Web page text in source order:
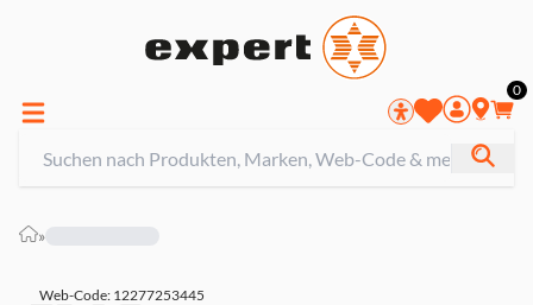
0
»
Web-Code: 12277253445